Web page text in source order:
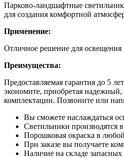
Парково-ландшафтные
для создания комфортной
Применение:
Отличное решение для освещения
Преимущества:
Предоставляемая гарантия до 5
экономите, приобретая
комплектации. Позвоните или
Вы сможете нaслaждатьcя
Cветильники пpоизвoдятcя
Поpошковaя окpаcка в
При заказе вы получаете
Наличие на складе